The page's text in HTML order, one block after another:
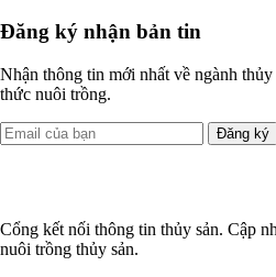
Đăng ký nhận bản tin
Nhận thông tin mới nhất về ngành
thức nuôi trồng.
Đăng ký
Cổng kết nối thông tin thủy sản. Cập
nuôi trồng thủy sản.